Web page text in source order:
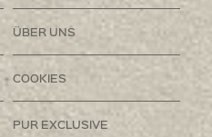
ÜBER UNS
COOKIES
PUR EXCLUSIVE